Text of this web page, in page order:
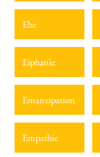
Ehe
Eiphanie
Emanzipation
Empathie